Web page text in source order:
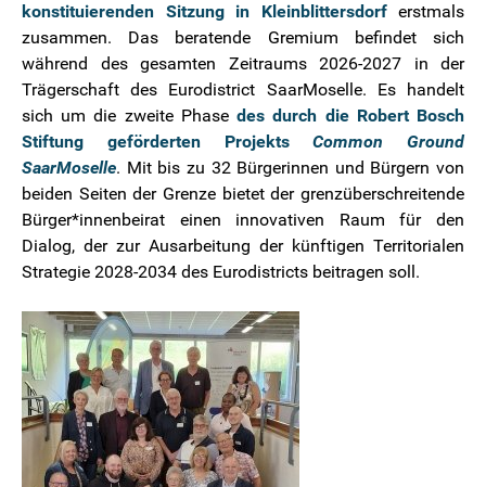
konstituierenden Sitzung in Kleinblittersdorferstmals
zusammen. Das beratende Gremium befindet sich
während des gesamten Zeitraums 2026-2027 in der
Trägerschaft des Eurodistrict SaarMoselle. Es handelt
sich um die zweite Phasedes durch die Robert Bosch
Stiftung geförderten ProjektsCommon Ground
SaarMoselle. Mit bis zu 32 Bürgerinnen und Bürgern von
beiden Seiten der Grenze bietet der grenzüberschreitende
Bürger*innenbeirat einen innovativen Raum für den
Dialog, der zur Ausarbeitung der künftigen Territorialen
Strategie 2028-2034 des Eurodistricts beitragen soll.